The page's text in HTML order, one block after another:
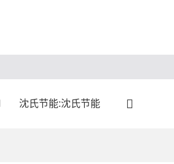
沈氏节能:沈氏节能